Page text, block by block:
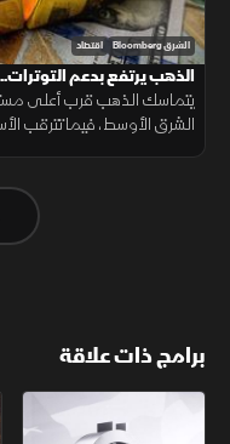
الشرق Bloomberg اقتصاد
الذهب يرتفع بدعم
يتماسك الذهب قرب أعلى
الشرق الأوسط، فيما تترقب
برامج ذات علاقة
الأسواق الأميركية